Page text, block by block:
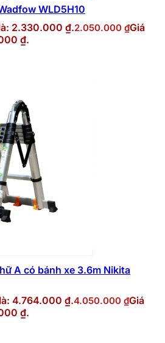
WLD5H10
2.330.000 ₫.2.050.000 ₫Giá
₫.
A có bánh xe 3.6m Nikita
4.764.000 ₫.4.050.000 ₫Giá
₫.